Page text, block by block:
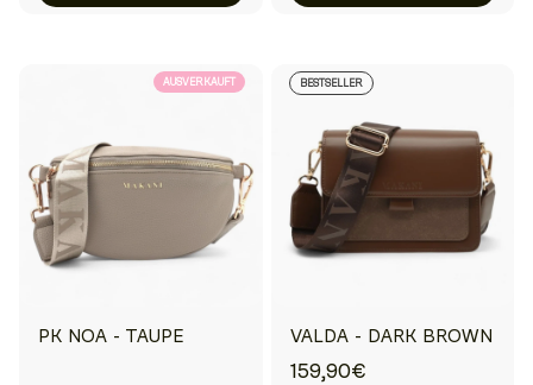
AUSVERKAUFT
PK NOA - TAUPE
BESTSELLER
VALDA - DARK BROWN
159,90€